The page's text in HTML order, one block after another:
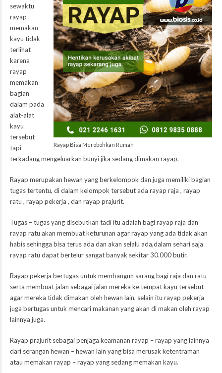
Rayap Bisa Merobohkan Rumah
sewaktu
rayap
memakan
kayu tidak
terlihat
karena
rayap
memakan
bagian
dalam pada
alat-alat
kayu
tersebut
tapi
terkadang mengeluarkan bunyi jika sedang dimakan rayap.
Rayap merupakan hewan yang berkelompok dan juga memiliki bagian
tugas tertentu, di dalam kelompok tersebut ada rayap raja , rayap
ratu , rayap pekerja , dan rayap prajurit.
Tugas – tugas yang disebutkan tadi itu adalah bagi rayap raja dan
rayap ratu akan membuat keturunan agar rayap yang ada tidak akan
habis sehingga bisa terus ada dan akan selalu ada,dalam sehari saja
rayap ratu dapat bertelur sangat banyak sekitar 30.000 butir.
Rayap pekerja bertugas untuk membangun sarang bagi raja dan ratu
serta membuat jalan sebagai jalan mereka ke tempat kayu tersebut
agar mereka tidak dimakan oleh hewan lain, selain itu rayap pekerja
juga bertugas untuk mencari makanan yang akan di makan oleh rayap
lainnya juga.
Rayap prajurit sebagai penjaga keamanan rayap – rayap yang lainnya
dari serangan hewan – hewan lain yang bisa merusak ketentraman
atau memakan rayap – rayap yang sedang memakan kayu.